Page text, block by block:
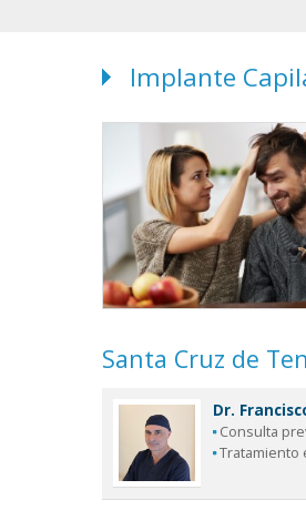
Implante
Santa Cruz de
Dr.
Consulta
Tratamiento